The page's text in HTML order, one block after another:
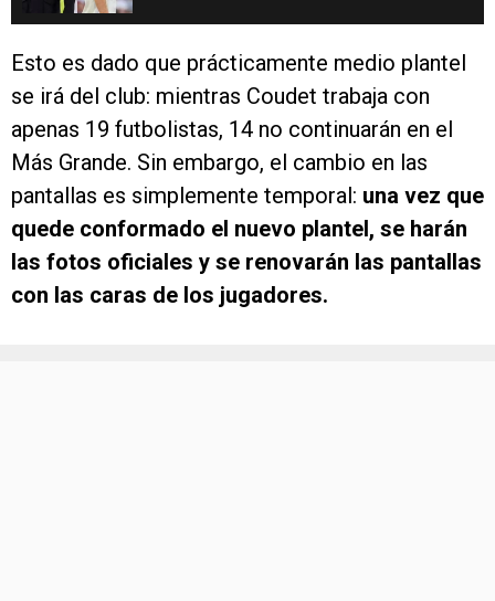
Esto es dado que prácticamente medio plantel
se irá del club: mientras Coudet trabaja con
apenas 19 futbolistas, 14 no continuarán en el
Más Grande. Sin embargo, el cambio en las
pantallas es simplemente temporal: una vez que
quede conformado el nuevo plantel, se harán
las fotos oficiales y se renovarán las pantallas
con las caras de los jugadores.